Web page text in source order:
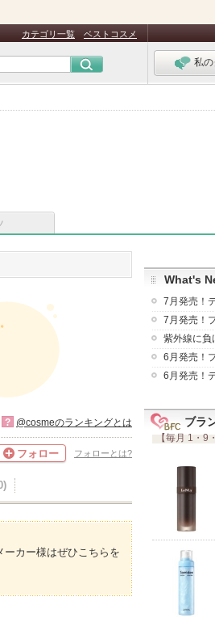
カテゴリ一覧 ベストコスメ
私の
? @cosmeのランキングとは
フォロー フォローとは?
カー様はぜひこちらを
What's
7月発売！
7月発売！
紫外線に負
6月発売！
6月発売！
ブラ
【毎月 1・9